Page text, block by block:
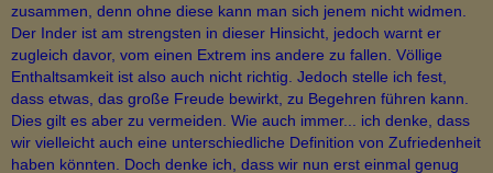
zusammen, denn ohne diese kann man sich jenem nicht widmen.
Der Inder ist am strengsten in dieser Hinsicht, jedoch warnt er
zugleich davor, vom einen Extrem ins andere zu fallen. Völlige
Enthaltsamkeit ist also auch nicht richtig. Jedoch stelle ich fest,
dass etwas, das große Freude bewirkt, zu Begehren führen kann.
Dies gilt es aber zu vermeiden. Wie auch immer... ich denke, dass
wir vielleicht auch eine unterschiedliche Definition von Zufriedenheit
haben könnten. Doch denke ich, dass wir nun erst einmal genug